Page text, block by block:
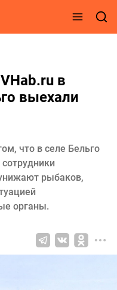
в
выехали
что в селе Бельго
рыбаков,
органы.